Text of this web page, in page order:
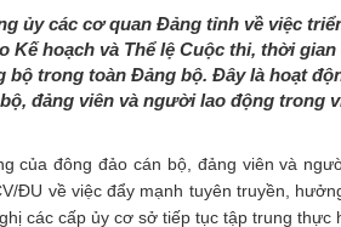
ủy các cơ quan Đảng tỉnh về việc
Kế hoạch và Thể lệ Cuộc thi, thời gian
trong toàn Đảng bộ. Đây là hoạt
đảng viên và người lao động trong
đông đảo cán bộ, đảng viên và
ĐU về việc đẩy mạnh tuyên truyền,
các cấp ủy cơ sở tiếp tục tập trung thực